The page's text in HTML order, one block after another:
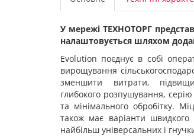
У мережі ТЕХНОТОРГ
налаштовується шляхом
Evolution поєднує в собі
вирощування
зменшити витрати,
глибокого розпушування,
та мінімального обробітку.
також має варіанти
найбільш універсальних і